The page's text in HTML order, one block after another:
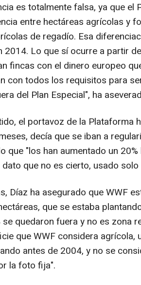
es totalmente falsa, ya que el
entre hectáreas agrícolas y
de regadío. Esa
2014. Lo que sí ocurre a partir
fincas con el dinero europeo
con todos los requisitos para
del Plan Especial", ha
el portavoz de la Plataforma
decía que se iban a
que "los han aumentado un
que no es cierto, usado
Díaz ha asegurado que WWF
que se estaba
quedaron fuera y no es zona
que WWF considera agrícola,
antes de 2004, y no se
la foto fija".